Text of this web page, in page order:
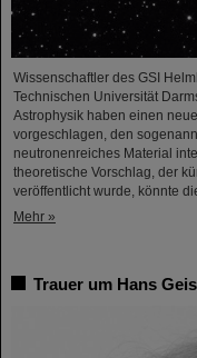
Wissenschaftler des GSI
Technischen Universität
Astrophysik haben einen
vorgeschlagen, den
neutronenreiches Material
theoretische Vorschlag, der
veröffentlicht wurde, könnte
Mehr »
Trauer um Hans